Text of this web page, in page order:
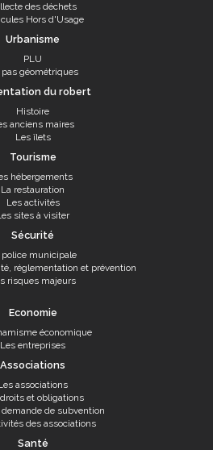
des déchets
Hors d'Usage
Urbanisme
PLU
géométriques
du robert
Histoire
anciens maires
Les îlets
Tourisme
hébergements
La restauration
Les activités
sites à visiter
Sécurité
police municipale
réglementation et prévention
risques majeurs
Economie
économique
Les entreprises
Associations
associations
et obligations
demande de subvention
des associations
Santé